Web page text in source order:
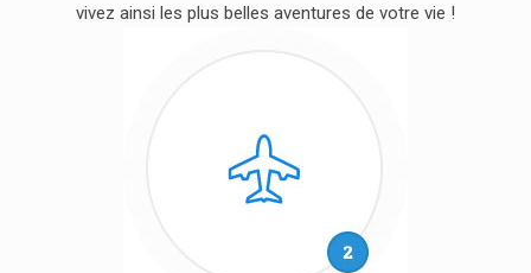
vivez ainsi les plus belles aventures de votre vie !